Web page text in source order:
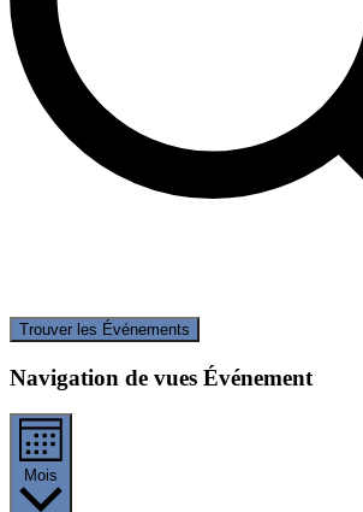
Trouver les Événements
Navigation de vues Événement
Mois